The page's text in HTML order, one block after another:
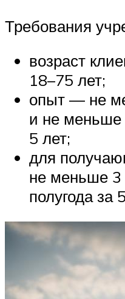
Требования
возраст
18–75 лет;
опыт — не
и не меньше
5 лет;
для
не меньше
полугода за